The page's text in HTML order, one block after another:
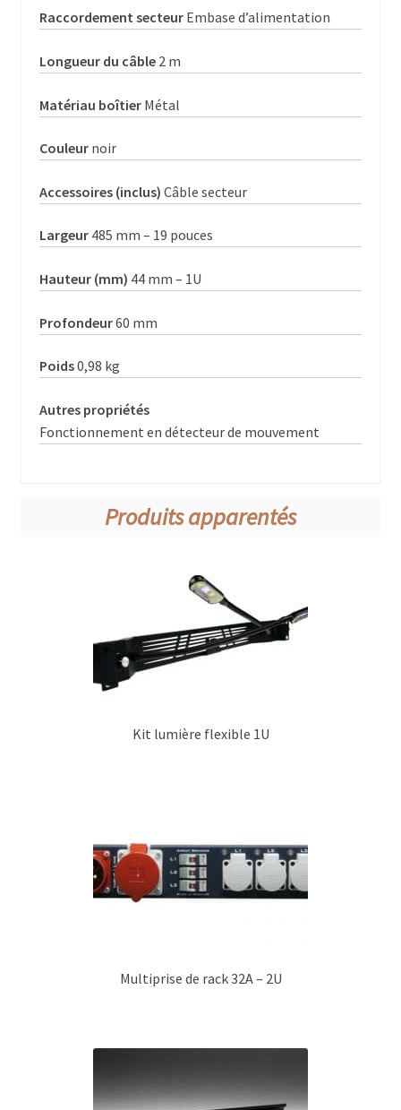
Raccordement secteur Embase d’alimentation
Longueur du câble 2 m
Matériau boîtier Métal
Couleur noir
Accessoires (inclus) Câble secteur
Largeur 485 mm – 19 pouces
Hauteur (mm) 44 mm – 1U
Profondeur60 mm
Poids0,98 kg
Autres propriétés
Fonctionnement en détecteur de mouvement
Produits apparentés
Kit lumière flexible 1U
Multiprise de rack 32A – 2U